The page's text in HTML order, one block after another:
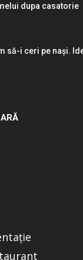
dupa casatorie
să-i ceri pe nași.